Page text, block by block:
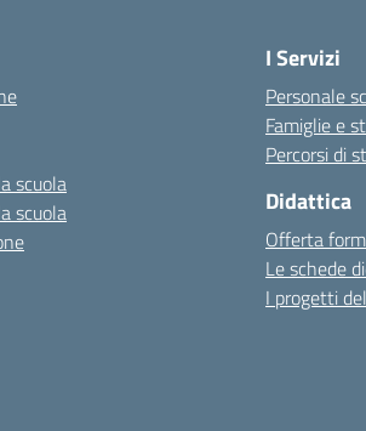
scuola
scuola
I Servizi
Personale
Famiglie e
Percorsi di
Didattica
Offerta
Le schede
I progetti